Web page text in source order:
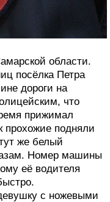
области.
посёлка Петра
дороги на
что
прижимал
прохожие подняли
же белый
Номер машины
её водителя
с ножевыми